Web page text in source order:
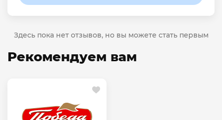
Здесь пока нет отзывов, но вы можете стать первым
Рекомендуем вам